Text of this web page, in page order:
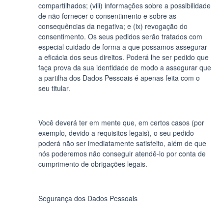
compartilhados; (viii) informações sobre a possibilidade
de não fornecer o consentimento e sobre as
consequências da negativa; e (ix) revogação do
consentimento. Os seus pedidos serão tratados com
especial cuidado de forma a que possamos assegurar
a eficácia dos seus direitos. Poderá lhe ser pedido que
faça prova da sua identidade de modo a assegurar que
a partilha dos Dados Pessoais é apenas feita com o
seu titular.
Você deverá ter em mente que, em certos casos (por
exemplo, devido a requisitos legais), o seu pedido
poderá não ser imediatamente satisfeito, além de que
nós poderemos não conseguir atendê-lo por conta de
cumprimento de obrigações legais.
Segurança dos Dados Pessoais